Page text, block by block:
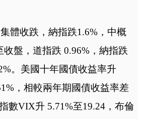
體收跌，納指跌1.6%，中概
收盤，道指跌 0.96%，納指跌
。美國十年國債收益率升
，相較兩年期國債收益率差
數VIX升 5.71%至19.24，布倫